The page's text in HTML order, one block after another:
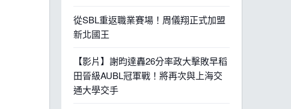
從SBL重返職業賽場！周儀翔正式加盟
新北國王
【影片】謝昀達轟26分率政大擊敗早稻
田晉級AUBL冠軍戰！將再次與上海交
通大學交手